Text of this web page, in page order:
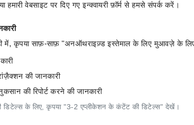
वेबसाइट पर दिए गए इन्क्वायरी फ़ॉर्म से हमसे संपर्क करें।
में, कृपया साफ़-साफ़ "अनऑथराइज़्ड इस्तेमाल के लिए मुआवज़े के
की जानकारी
की रिपोर्ट करने की जानकारी
डिटेल्स के लिए, कृपया "3-2 एप्लीकेशन के कंटेंट की डिटेल्स" देखें।